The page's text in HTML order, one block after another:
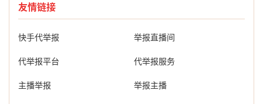
友情链接
快手代举报 举报直播间
代举报平台 代举报服务
主播举报 举报主播